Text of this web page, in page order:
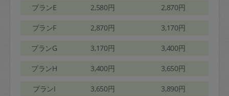
プランE 2,580円 2,870円
プランF 2,870円 3,170円
プランG 3,170円 3,400円
プランH 3,400円 3,650円
プランI 3,650円 3,890円